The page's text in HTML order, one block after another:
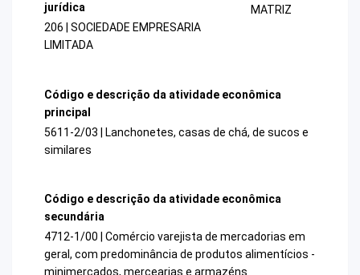
jurídica
206 | SOCIEDADE EMPRESARIA
LIMITADA
MATRIZ
Código e descrição da atividade econômica
principal
5611-2/03 | Lanchonetes, casas de chá, de sucos e
similares
Código e descrição da atividade econômica
secundária
4712-1/00 | Comércio varejista de mercadorias em
geral, com predominância de produtos alimentícios -
minimercados, mercearias e armazéns